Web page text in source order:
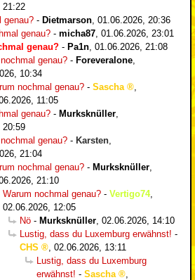
21:22
genau? - Dietmarson 01.06.2026, 20:36
genau? - micha87 01.06.2026, 23:01
genau? - Pa1n 01.06.2026, 21:08
genau? - Foreveralone
10:34
nochmal genau? - Sascha
11:05
genau? - Murksknüller
20:59
genau? - Karsten
21:04
nochmal genau? - Murksknüller
21:10
Warum nochmal genau? - Vertigo74,
02.06.2026, 12:05
Nö - Murksknüller 02.06.2026, 14:10
Lustig, dass du Luxemburg erwähnst! -
CHS
02.06.2026, 13:11
Lustig, dass du Luxemburg
erwähnst! - Sascha